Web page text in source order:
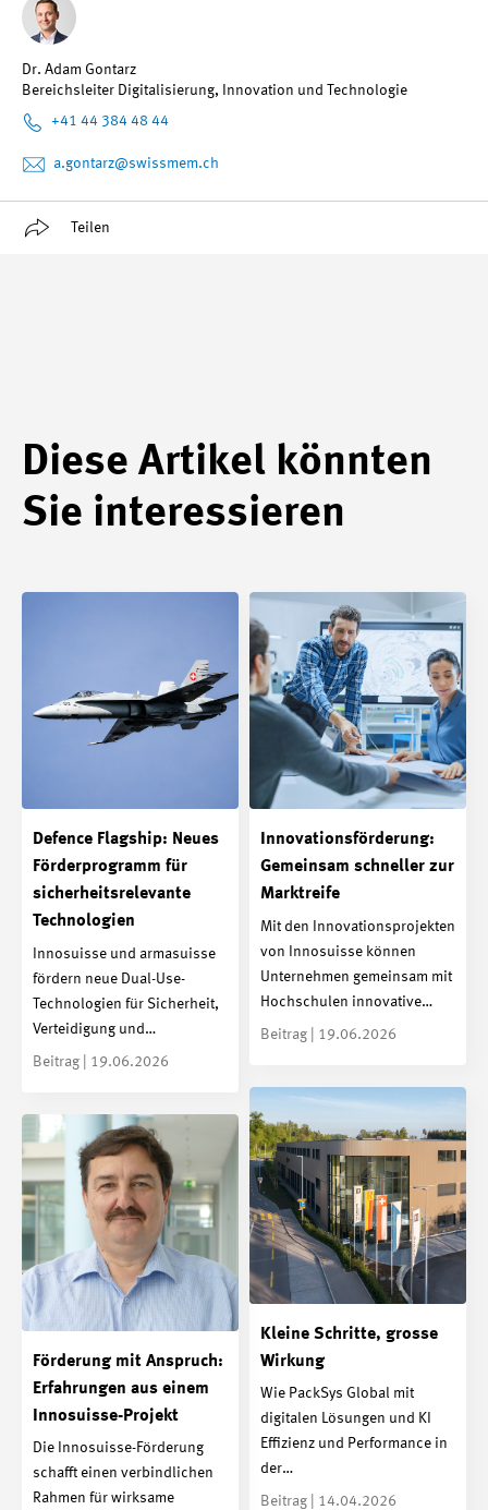
Dr. Adam Gontarz
Bereichsleiter Digitalisierung, Innovation und Technologie
+41 44 384 48 44
a.gontarz@swissmem.ch
Teilen
Diese Artikel könnten
Sie interessieren
Defence Flagship: Neues
Förderprogramm für
sicherheitsrelevante
Technologien
Innosuisse und armasuisse
fördern neue Dual-Use-
Technologien für Sicherheit,
Verteidigung und…
Beitrag | 19.06.2026
Innovationsförderung:
Gemeinsam schneller zur
Marktreife
Mit den Innovationsprojekten
von Innosuisse können
Unternehmen gemeinsam mit
Hochschulen innovative…
Beitrag | 19.06.2026
Kleine Schritte, grosse
Wirkung
Wie PackSys Global mit
digitalen Lösungen und KI
Effizienz und Performance in
der…
Beitrag | 14.04.2026
Förderung mit Anspruch:
Erfahrungen aus einem
Innosuisse-Projekt
Die Innosuisse-Förderung
schafft einen verbindlichen
Rahmen für wirksame